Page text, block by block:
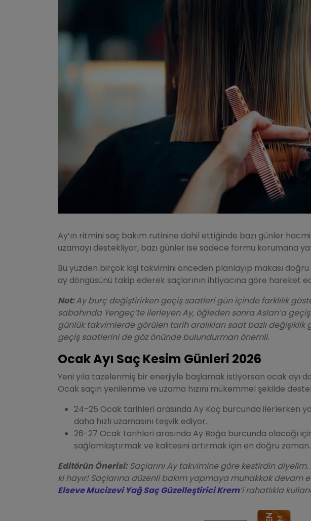
Ay’ın ritmini saç bakım rutinine dahil ettiğinde bazı günler
uzamayı destekliyor, bazı günler ise sadece formu korumana
Bu yüzden birçok kişi takvimini önceden planlayıp makası doğru
ay döngüsünü takip ederek saçlarının ihtiyacına göre hareket
Not:Ay burç değiştirirken geçiş saatleri gün içinde farklılık
sabahında Yengeç’te ilerleyen Ay, öğleden sonra Aslan’a
günlük takvimlerde görülen tarih aralıkları saat bazlı
geçiş saatlerini de göz önünde bulundurman önemli.
Ocak Ayı Saç Kesim Günleri 2026
Yeni yıla tazelenmiş bir enerjiyle başlamak istiyorsan ocak ayı
Ocak saçın yenilenme ve uzama hızını mükemmel şekilde
24-25 Ocak tarihleri arasında Ay Koç burcunda ilerlerken
daha hızlı uzamasını teşvik ediyor.
26-27 Ocak tarihleri arasında Ay Boğa burcunda olacağı
sağlamlaştırmak ve kalitesini artırmak için en doğru zaman.
Editörün Önerisi:Saçlarını Ay takvimine göre kestirdin
ki hayır! Saçlarına düzenli bakım yapmaya muhakkak devam
Elseve Mucizevi Yağ Saç Güzelleştirici Krem’i rahatlıkla